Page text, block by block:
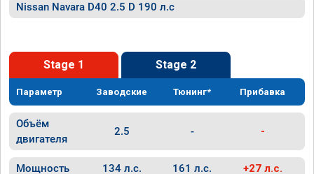
Nissan Navara D40 2.5 D 190 л.с
Stage 1 Stage 2
Параметр Заводские Тюнинг* Прибавка
Объём
двигателя
2.5 - -
Мощность 134 л.с. 161 л.с. +27 л.с.